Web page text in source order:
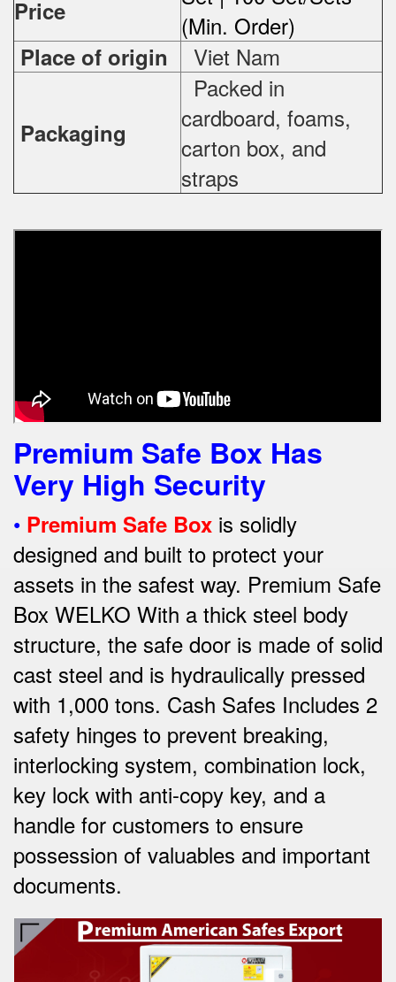
Price
(Min. Order)
Place of origin Viet Nam
Packaging
Packed in
cardboard, foams,
carton box, and
straps
Premium Safe Box Has
Very High Security
• Premium Safe Box is solidly
designed and built to protect your
assets in the safest way. Premium Safe
Box WELKO With a thick steel body
structure, the safe door is made of solid
cast steel and is hydraulically pressed
with 1,000 tons. Cash Safes Includes 2
safety hinges to prevent breaking,
interlocking system, combination lock,
key lock with anti-copy key, and a
handle for customers to ensure
possession of valuables and important
documents.